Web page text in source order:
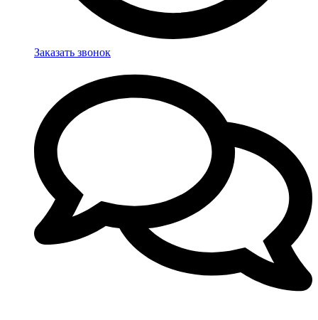
Заказать звонок